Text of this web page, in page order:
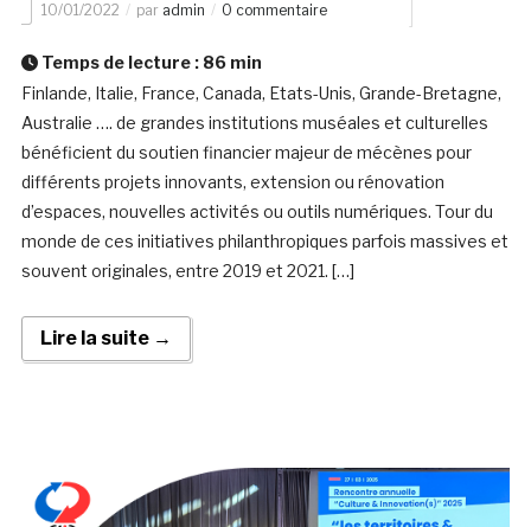
10/01/2022 par admin 0 commentaire
Temps de lecture : 86 min
Finlande, Italie, France, Canada, Etats-Unis, Grande-Bretagne,
Australie …. de grandes institutions muséales et culturelles
bénéficient du soutien financier majeur de mécènes pour
différents projets innovants, extension ou rénovation
d’espaces, nouvelles activités ou outils numériques. Tour du
monde de ces initiatives philanthropiques parfois massives et
souvent originales, entre 2019 et 2021. […]
Lire la suite →